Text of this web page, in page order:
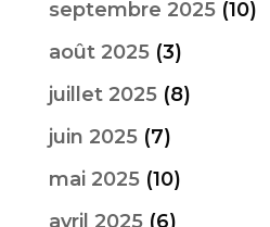
septembre 2025(10)
août 2025(3)
juillet 2025(8)
juin 2025(7)
mai 2025(10)
avril 2025(6)